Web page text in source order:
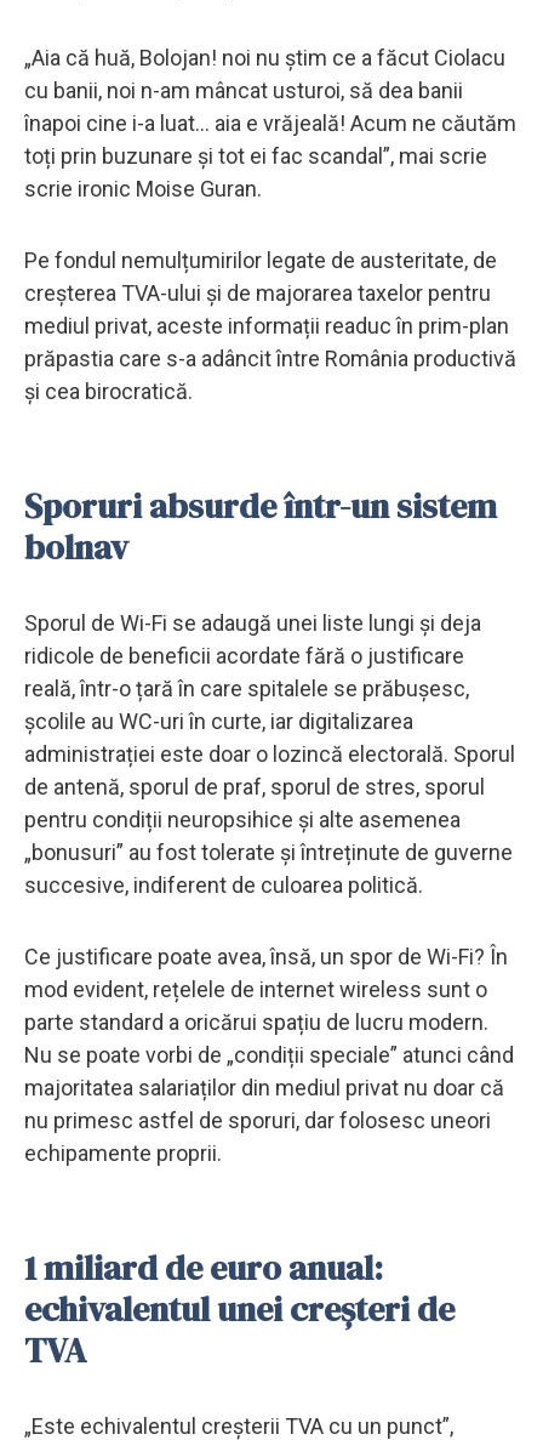
„Aia că huă, Bolojan! noi nu știm ce a făcut Ciolacu
cu banii, noi n-am mâncat usturoi, să dea banii
înapoi cine i-a luat... aia e vrăjeală! Acum ne căutăm
toți prin buzunare și tot ei fac scandal”, mai scrie
scrie ironic Moise Guran.
Pe fondul nemulțumirilor legate de austeritate, de
creșterea TVA-ului și de majorarea taxelor pentru
mediul privat, aceste informații readuc în prim-plan
prăpastia care s-a adâncit între România productivă
și cea birocratică.
Sporuri absurde într-un sistem
bolnav
Sporul de Wi-Fi se adaugă unei liste lungi și deja
ridicole de beneficii acordate fără o justificare
reală, într-o țară în care spitalele se prăbușesc,
școlile au WC-uri în curte, iar digitalizarea
administrației este doar o lozincă electorală. Sporul
de antenă, sporul de praf, sporul de stres, sporul
pentru condiții neuropsihice și alte asemenea
„bonusuri” au fost tolerate și întreținute de guverne
succesive, indiferent de culoarea politică.
Ce justificare poate avea, însă, un spor de Wi-Fi? În
mod evident, rețelele de internet wireless sunt o
parte standard a oricărui spațiu de lucru modern.
Nu se poate vorbi de „condiții speciale” atunci când
majoritatea salariaților din mediul privat nu doar că
nu primesc astfel de sporuri, dar folosesc uneori
echipamente proprii.
1 miliard de euro anual:
echivalentul unei creșteri de
TVA
„Este echivalentul creșterii TVA cu un punct”,